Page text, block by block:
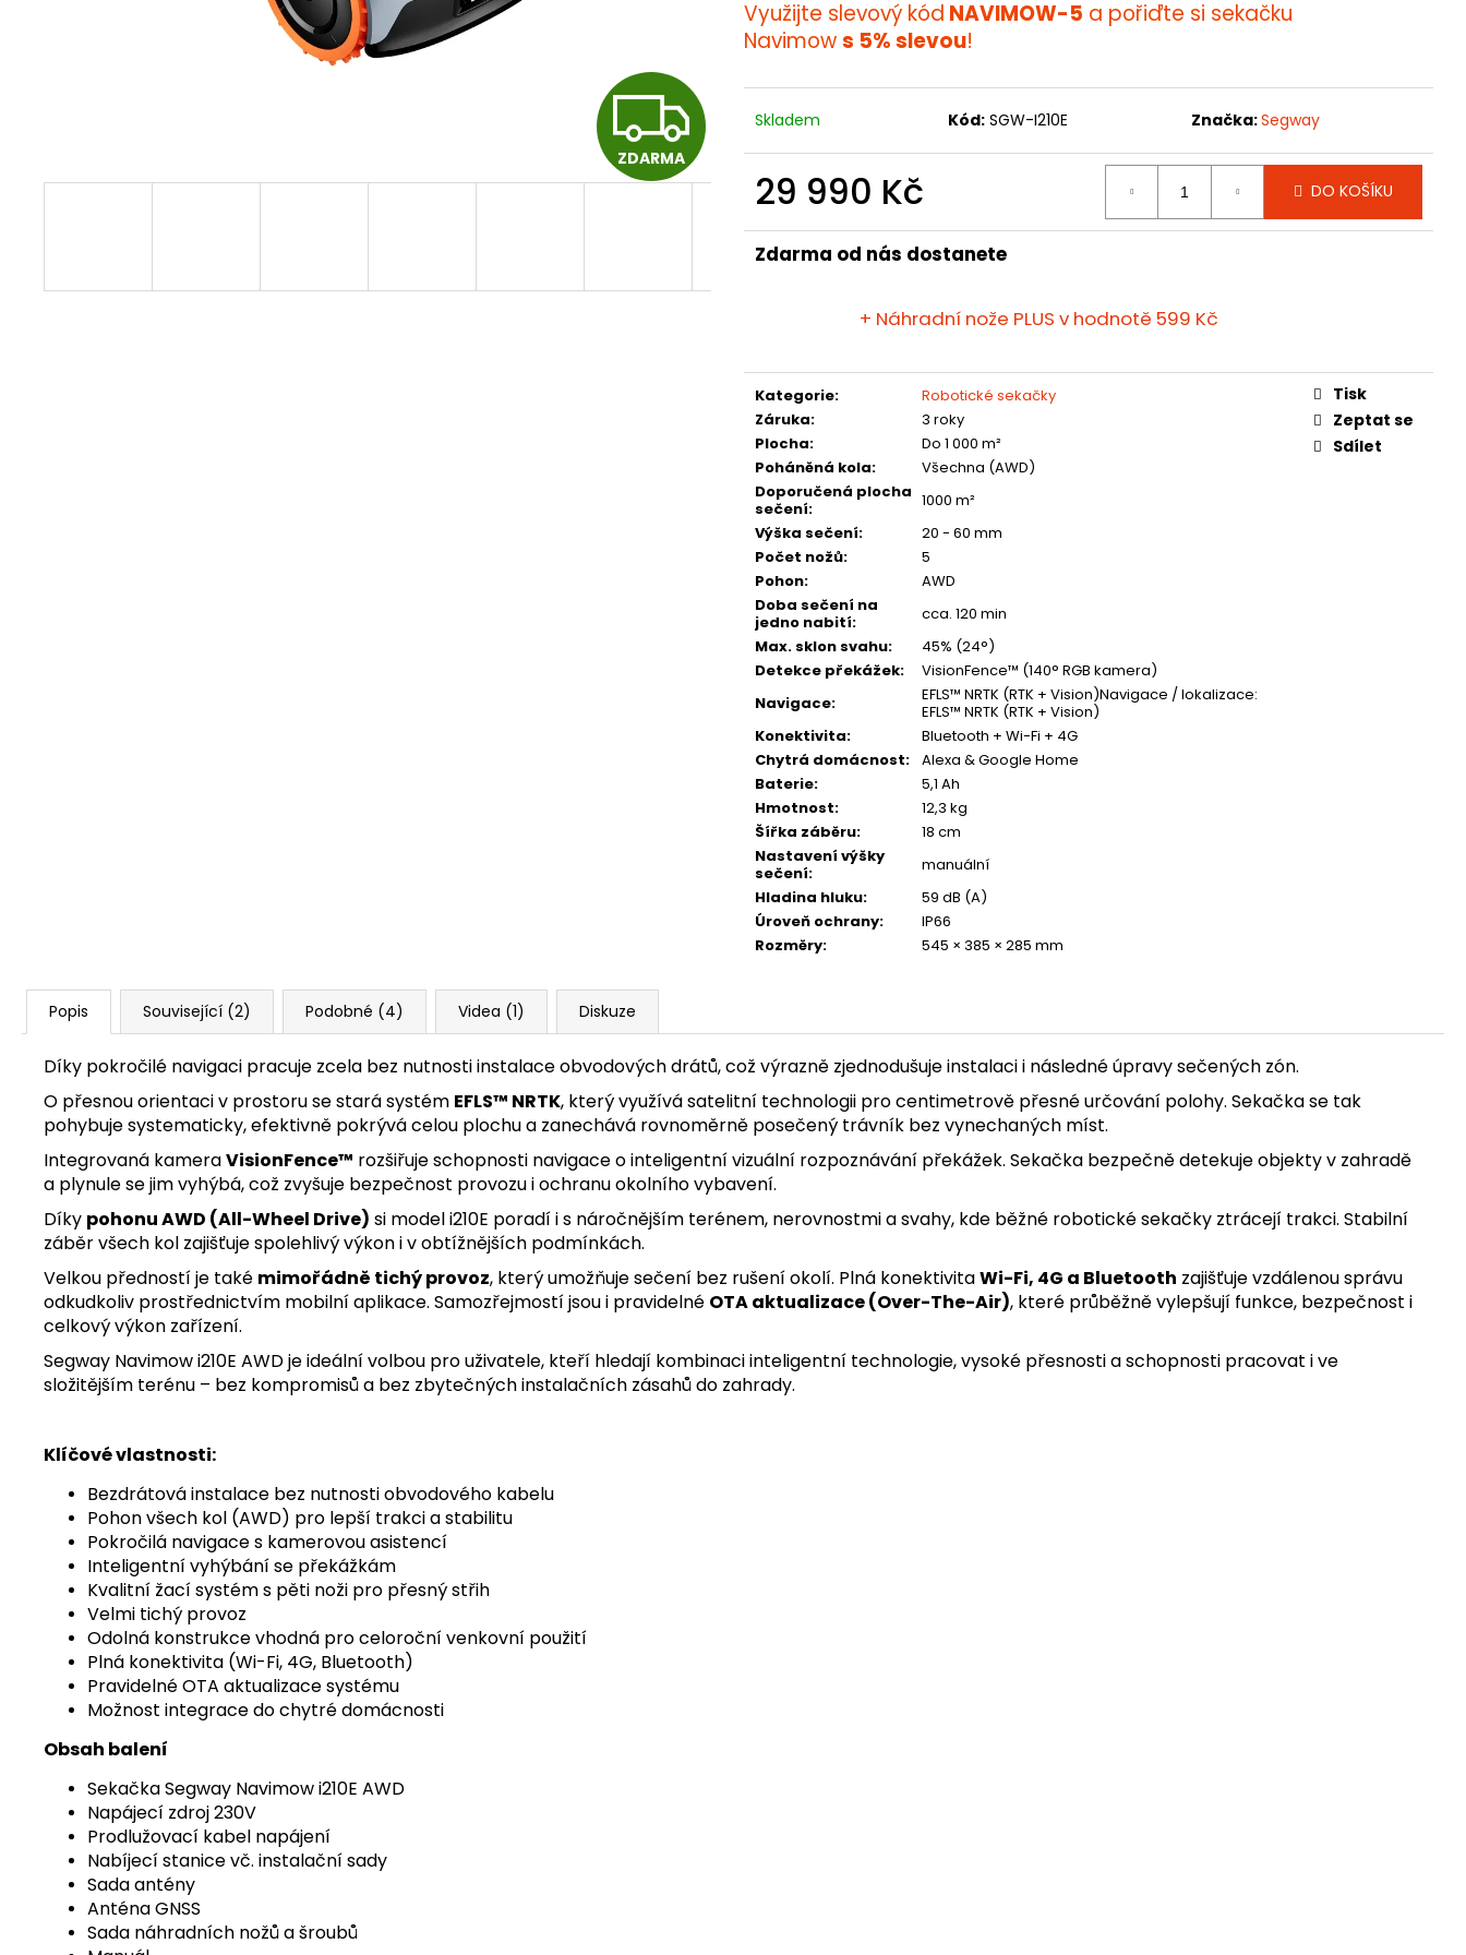
Využijte slevový kód NAVIMOW-5 a pořiďte si sekačku
Navimows 5% slevou!
Skladem Kód: SGW-I210E Značka:Segway
29 990 Kč
cena:
DO KOŠÍKU
Zdarma od nás dostanete
+ Náhradní nože PLUS v hodnotě 599 Kč
Kategorie:
Robotické sekačky
Záruka:
3 roky
Plocha:
Do 1 000 m²
Poháněná kola:
Všechna (AWD)
Doporučená plocha
sečení:
1000 m²
Výška sečení:
20 - 60 mm
Počet nožů:
5
Pohon:
AWD
Doba sečení na
jedno nabití:
cca. 120 min
Max. sklon svahu:
45% (24°)
Detekce překážek:
VisionFence™ (140° RGB kamera)
Navigace:
EFLS™ NRTK (RTK + Vision)Navigace / lokalizace:
EFLS™ NRTK (RTK + Vision)
Konektivita:
Bluetooth + Wi-Fi + 4G
Chytrá domácnost: Alexa & Google Home
Baterie:
5,1 Ah
Hmotnost:
12,3 kg
Šířka záběru:
18 cm
Nastavení výšky
sečení:
manuální
Hladina hluku:
59 dB (A)
Úroveň ochrany:
IP66
Rozměry: 545 × 385 × 285 mm
Tisk
Zeptat se
Sdílet
Z
D
A
ZDARMA
Popis Související (2) Podobné (4) Videa (1) Diskuze
Díky pokročilé navigaci pracuje zcela bez nutnosti instalace obvodových drátů, což výrazně zjednodušuje instalaci i následné úpravy sečených zón.
O přesnou orientaci v prostoru se stará systém EFLS™ NRTK, který využívá satelitní technologii pro centimetrově přesné určování polohy. Sekačka se tak
pohybuje systematicky, efektivně pokrývá celou plochu a zanechává rovnoměrně posečený trávník bez vynechaných míst.
Integrovaná kameraVisionFence™ rozšiřuje schopnosti navigace o inteligentní vizuální rozpoznávání překážek. Sekačka bezpečně detekuje objekty v zahradě
a plynule se jim vyhýbá, což zvyšuje bezpečnost provozu i ochranu okolního vybavení.
Díky pohonu AWD (All-Wheel Drive) si model i210E poradí i s náročnějším terénem, nerovnostmi a svahy, kde běžné robotické sekačky ztrácejí trakci. Stabilní
záběr všech kol zajišťuje spolehlivý výkon i v obtížnějších podmínkách.
Velkou předností je také mimořádně tichý provoz, který umožňuje sečení bez rušení okolí. Plná konektivitaWi-Fi, 4G a Bluetooth zajišťuje vzdálenou správu
odkudkoliv prostřednictvím mobilní aplikace. Samozřejmostí jsou i pravidelné OTA aktualizace (Over-The-Air), které průběžně vylepšují funkce, bezpečnost i
celkový výkon zařízení.
Segway Navimow i210E AWD je ideální volbou pro uživatele, kteří hledají kombinaci inteligentní technologie, vysoké přesnosti a schopnosti pracovat i ve
složitějším terénu – bez kompromisů a bez zbytečných instalačních zásahů do zahrady.
Klíčové vlastnosti:
Bezdrátová instalace bez nutnosti obvodového kabelu
Pohon všech kol (AWD) pro lepší trakci a stabilitu
Pokročilá navigace s kamerovou asistencí
Inteligentní vyhýbání se překážkám
Kvalitní žací systém s pěti noži pro přesný střih
Velmi tichý provoz
Odolná konstrukce vhodná pro celoroční venkovní použití
Plná konektivita (Wi-Fi, 4G, Bluetooth)
Pravidelné OTA aktualizace systému
Možnost integrace do chytré domácnosti
Obsah balení
Sekačka Segway Navimow i210E AWD
Napájecí zdroj 230V
Prodlužovací kabel napájení
Nabíjecí stanice vč. instalační sady
Sada antény
Anténa GNSS
Sada náhradních nožů a šroubů
NÁHRADNÍ NOŽE PLUS
ROCKMOW Z150
ROCKNEO Q105
17 999 Kč